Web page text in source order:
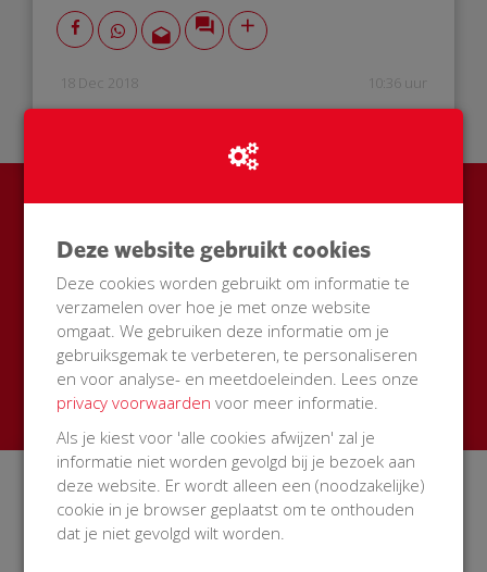
18 Dec 2018 10:36 uur
straat?
Zamel met je buren geld in voor een AED + buitenkast
met korting
Start een actie
Over BuurtAED
Op BuurtAED.nl haal je in 30 dagen met je buurt geld op
Deze website gebruikt cookies
Deze cookies worden gebruikt om informatie te
verzamelen over hoe je met onze website
omgaat. We gebruiken deze informatie om je
gebruiksgemak te verbeteren, te personaliseren
en voor analyse- en meetdoeleinden. Lees onze
privacy voorwaarden voor meer informatie.
Als je kiest voor 'alle cookies afwijzen' zal je
informatie niet worden gevolgd bij je bezoek aan
deze website. Er wordt alleen een (noodzakelijke)
cookie in je browser geplaatst om te onthouden
dat je niet gevolgd wilt worden.